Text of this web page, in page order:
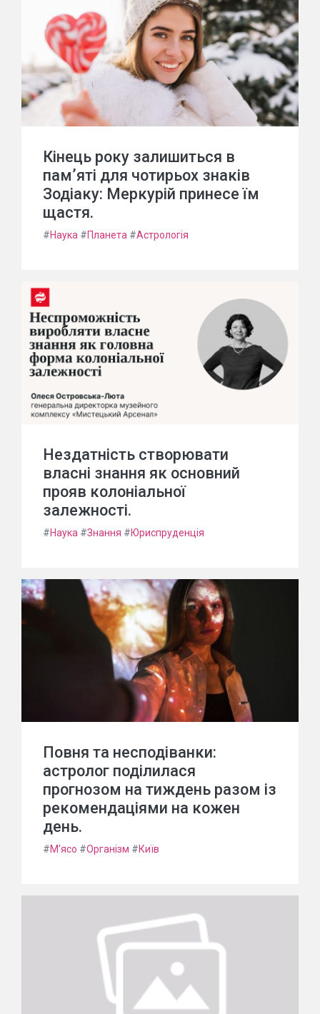
Кінець року залишиться в
пам’яті для чотирьох знаків
Зодіаку: Меркурій принесе їм
щастя.
#Наука #Планета #Астрологія
Нездатність створювати
власні знання як основний
прояв колоніальної
залежності.
#Наука #Знання #Юриспруденція
Повня та несподіванки:
астролог поділилася
прогнозом на тиждень разом із
рекомендаціями на кожен
день.
#М'ясо #Організм #Київ